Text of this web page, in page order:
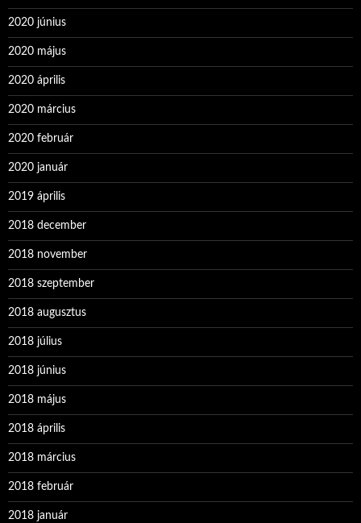
2020 június
2020 május
2020 április
2020 március
2020 február
2020 január
2019 április
2018 december
2018 november
2018 szeptember
2018 augusztus
2018 július
2018 június
2018 május
2018 április
2018 március
2018 február
2018 január